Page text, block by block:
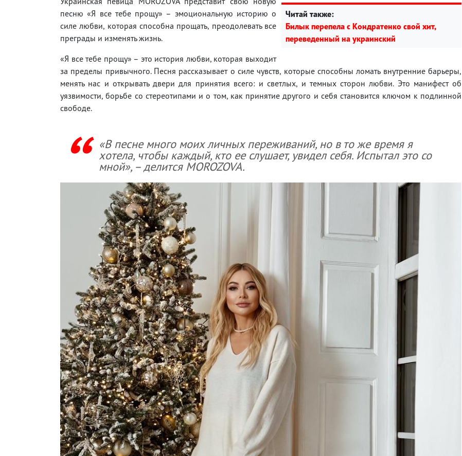
Читай также:
Билык перепела с Кондратенко свой хит,
переведенный на украинский
песню «Я все тебе прощу» – эмоциональную историю о
силе любви, которая способна прощать, преодолевать все
преграды и изменять жизнь.
«Я все тебе прощу» – это история любви, которая выходит
за пределы привычного. Песня рассказывает о силе чувств, которые способны ломать внутренние барьеры,
менять нас и открывать двери для принятия всего: и светлых, и темных сторон любви. Это манифест об
уязвимости, борьбе со стереотипами и о том, как принятие другого и себя становится ключом к подлинной
свободе.
«В песне много моих личных переживаний, но в то же время я
хотела, чтобы каждый, кто ее слушает, увидел себя. Испытал это со
мной», – делится MOROZOVA.